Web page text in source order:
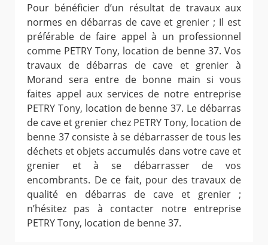
Pour bénéficier d’un résultat de travaux aux
normes en débarras de cave et grenier ; Il est
préférable de faire appel à un professionnel
comme PETRY Tony, location de benne 37. Vos
travaux de débarras de cave et grenier à
Morand sera entre de bonne main si vous
faites appel aux services de notre entreprise
PETRY Tony, location de benne 37. Le débarras
de cave et grenier chez PETRY Tony, location de
benne 37 consiste à se débarrasser de tous les
déchets et objets accumulés dans votre cave et
grenier et à se débarrasser de vos
encombrants. De ce fait, pour des travaux de
qualité en débarras de cave et grenier ;
n’hésitez pas à contacter notre entreprise
PETRY Tony, location de benne 37.